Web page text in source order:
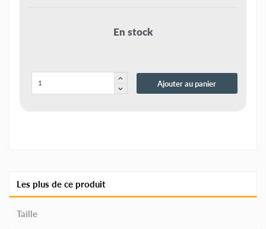
En stock
Ajouter au panier
Les plus de ce produit
Taille